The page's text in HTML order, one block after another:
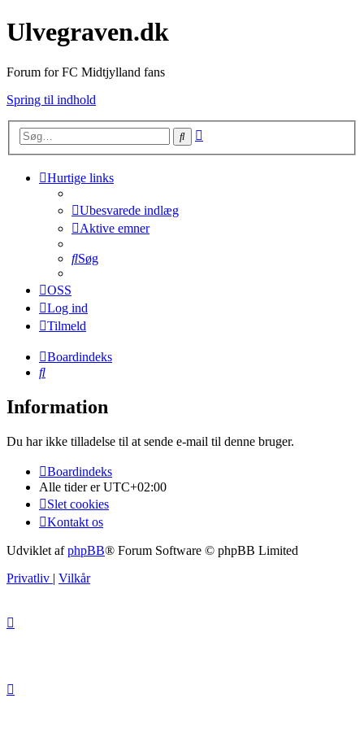
Ulvegraven.dk
Forum for FC Midtjylland fans
Spring til indhold
Søg
Hurtige links
Ubesvarede indlæg
Aktive emner
Søg
OSS
Log ind
Tilmeld
Boardindeks
Søg
Information
Du har ikke tilladelse til at sende e-mail til denne bruger.
Boardindeks
Alle tider erUTC+02:00
Slet cookies
Kontakt os
Udviklet afphpBB® Forum Software © phpBB Limited
Privatliv | Vilkår